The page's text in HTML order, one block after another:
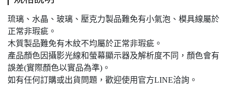
琉璃、水晶、玻璃、壓克力製品難免有小氣泡、模具線屬於
正常非瑕疵。
木質製品難免有木紋不均屬於正常非瑕疵。
產品顏色因攝影光線和螢幕顯示器及解析度不同，顏色會有
誤差(實際顏色以實品為準)。
如有任何訂購或出貨問題，歡迎使用官方LINE洽詢。